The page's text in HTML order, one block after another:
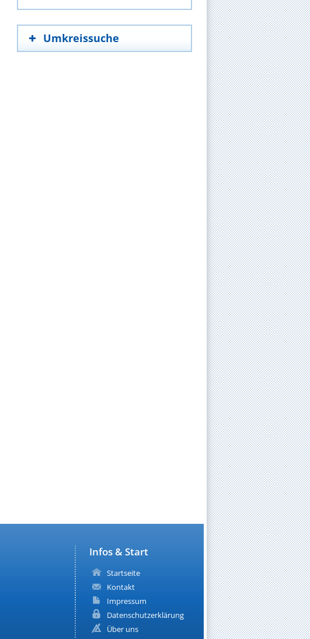
Umkreissuche
Infos & Start
Startseite
Kontakt
Impressum
Datenschutzerklärung
Über uns